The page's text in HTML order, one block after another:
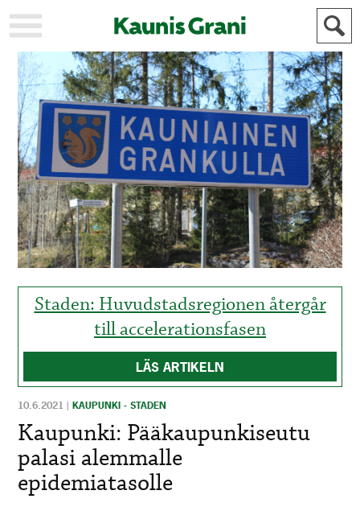
KAUPUNKI
STADEN
AJANKOHTAISTA
AKTUELLT
URHEILU
IDROTT
KULTTUURI
KULTUR
HISTORIA
HISTORIA
YLEINEN
ALLMÄN
MAINOSTAJILLE
FÖR
ANNONSÖRER
Staden: Huvudstadsregionen återgår
till accelerationsfasen
LÄS ARTIKELN
10.6.2021 |KAUPUNKI - STADEN
Kaupunki: Pääkaupunkiseutu
palasi alemmalle
epidemiatasolle